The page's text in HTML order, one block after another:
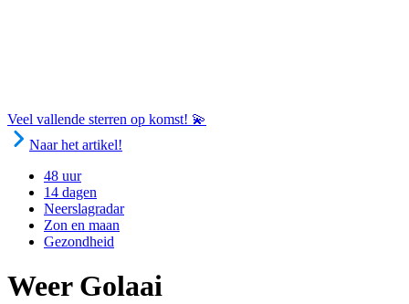
Veel vallende sterren op komst! 💫
Naar het artikel!
48 uur
14 dagen
Neerslagradar
Zon en maan
Gezondheid
Weer Golaai